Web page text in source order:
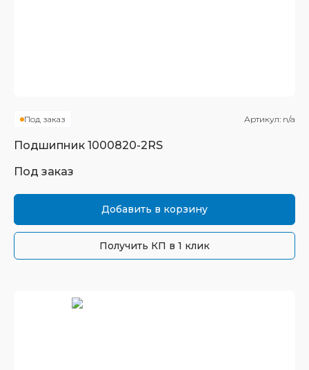
Под заказ Артикул: n/a
Подшипник 1000820-2RS
Под заказ
Добавить в корзину
Получить КП в 1 клик